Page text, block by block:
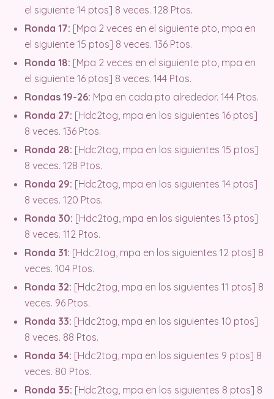
el siguiente 14 ptos] 8 veces. 128 Ptos.
Ronda 17: [Mpa 2 veces en el siguiente pto, mpa en
el siguiente 15 ptos] 8 veces. 136 Ptos.
Ronda 18: [Mpa 2 veces en el siguiente pto, mpa en
el siguiente 16 ptos] 8 veces. 144 Ptos.
Rondas 19-26: Mpa en cada pto alrededor. 144 Ptos.
Ronda 27: [Hdc2tog, mpa en los siguientes 16 ptos]
8 veces. 136 Ptos.
Ronda 28: [Hdc2tog, mpa en los siguientes 15 ptos]
8 veces. 128 Ptos.
Ronda 29: [Hdc2tog, mpa en los siguientes 14 ptos]
8 veces. 120 Ptos.
Ronda 30: [Hdc2tog, mpa en los siguientes 13 ptos]
8 veces. 112 Ptos.
Ronda 31: [Hdc2tog, mpa en los siguientes 12 ptos] 8
veces. 104 Ptos.
Ronda 32: [Hdc2tog, mpa en los siguientes 11 ptos] 8
veces. 96 Ptos.
Ronda 33: [Hdc2tog, mpa en los siguientes 10 ptos]
8 veces. 88 Ptos.
Ronda 34: [Hdc2tog, mpa en los siguientes 9 ptos] 8
veces. 80 Ptos.
Ronda 35: [Hdc2tog, mpa en los siguientes 8 ptos] 8